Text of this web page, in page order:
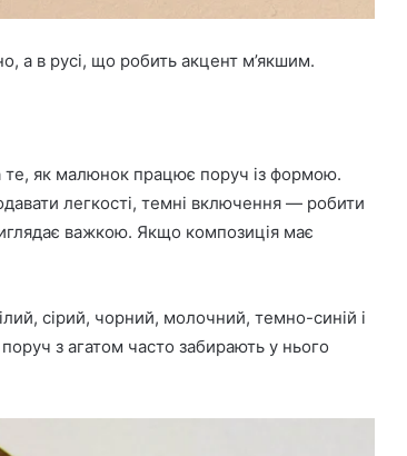
а в русі, що робить акцент м’якшим.
те, як малюнок працює поруч із формою.
легкості, темні включення — робити
важкою. Якщо композиція має
сірий, чорний, молочний, темно-синій і
з агатом часто забирають у нього